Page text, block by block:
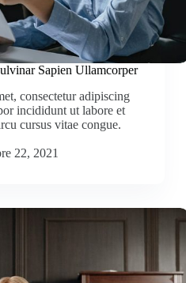
Sapien Ullamcorper
consectetur adipiscing
incididunt ut labore et
cursus vitae congue.
22, 2021